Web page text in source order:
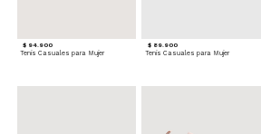
$ 94.900
Tenis Casuales para Mujer
$ 89.900
Tenis Casuales para Mujer